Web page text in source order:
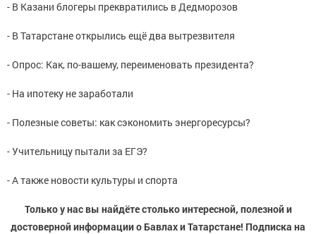
- В Казани блогеры преквратились в Дедморозов
- В Татарстане открылись ещё два вытрезвителя
- Опрос: Как, по-вашему, переименовать президента?
- На ипотеку не заработали
- Полезные советы: как сэкономить энергоресурсы?
- Учительницу пытали за ЕГЭ?
- А также новости культуры и спорта
Только у нас вы найдёте столько интересной, полезной и
достоверной информации о Бавлах и Татарстане! Подписка на